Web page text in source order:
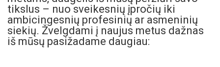
tikslus – nuo sveikesnių įpročių iki
ambicingesnių profesinių ar asmeninių
siekių. Žvelgdami į naujus metus dažnas
iš mūsų pasižadame daugiau: